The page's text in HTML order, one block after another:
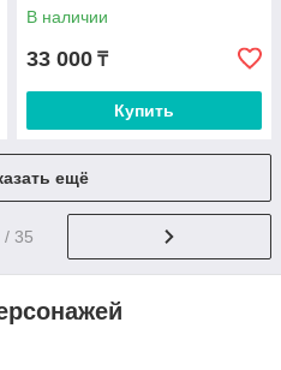
В наличии
33 000 ₸
Купить
ещё
/ 35